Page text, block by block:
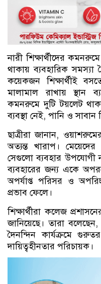
নারী শিক্ষার্থীদের
থাকায় ব্যবহারিক
কয়েকজন শিক্ষার্থীই
মালামাল রাখায় স্থান
কমনরুমে দুটি টয়লেট
ব্যবস্থা নেই, পানি ও
ছাত্রীরা জানান,
অত্যন্ত খারাপ।
সেগুলো ব্যবহার উপযোগী
ব্যবহারের জন্য একে
অপর্যাপ্ত পরিসর ও
প্রভাব ফেলে।
শিক্ষার্থীরা কলেজ
জানিয়েছে। তারা
দৈনন্দিন কার্যক্রমে
দায়িত্বহীনতার পরিচায়ক।